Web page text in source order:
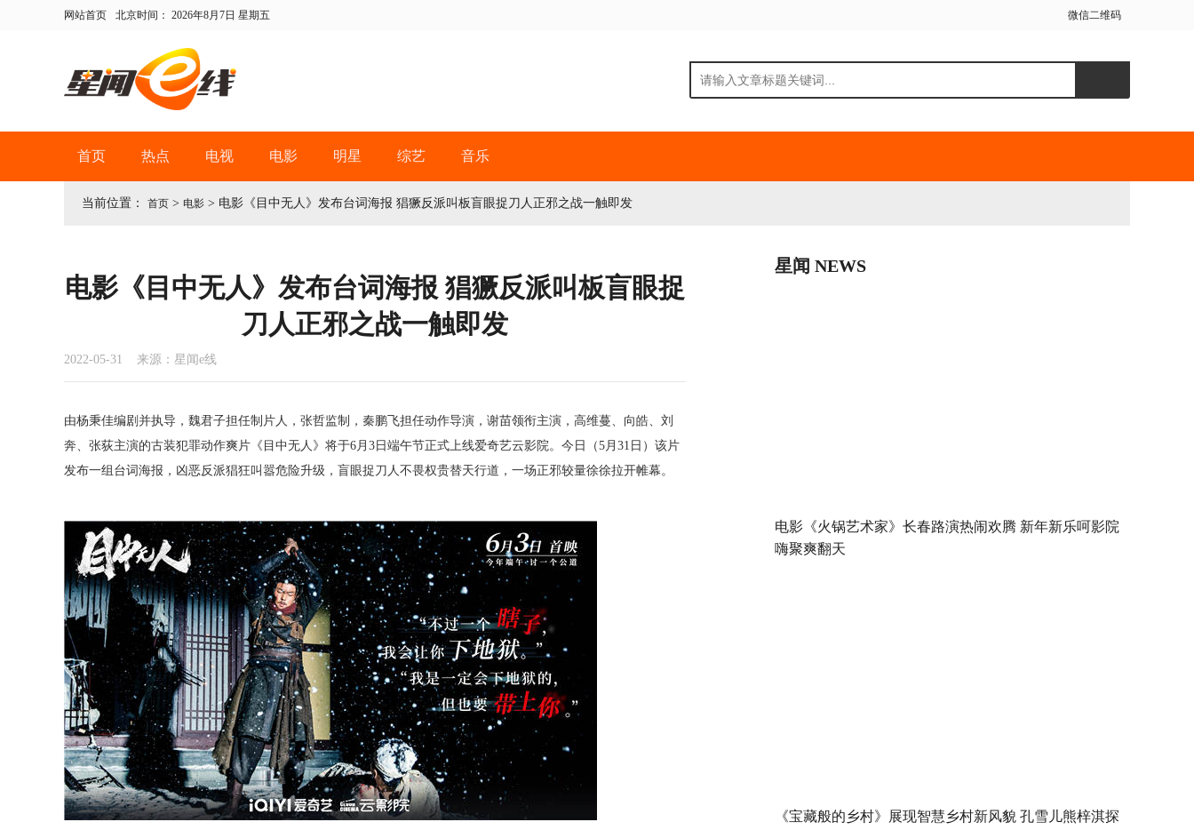
网站首页 北京时间： 2026年8月7日 星期五 微信二维码
首页 热点 电视 电影 明星 综艺 音乐
当前位置： 首页 > 电影 > 电影《目中无人》发布台词海报 猖獗反派叫板盲眼捉刀人正邪之战一触即发
电影《目中无人》发布台词海报 猖獗反派叫板盲眼捉
刀人正邪之战一触即发
2022-05-31 来源：星闻e线
由杨秉佳编剧 并执导， 魏君子担任制片人，张哲监制，秦鹏飞担任动作导演，谢苗领衔主演，高维蔓、向皓、刘
奔、张荻主演的古装犯罪动作爽片 《目中无人》 将于6月 3 日端午节正式上线爱奇艺云影院。 今日（5月 31 日） 该片
发布一组台词海报， 凶恶反派猖狂叫嚣危险升级，盲眼捉刀人不畏权贵替天行道，一场正邪较量徐徐拉开帷幕。
星闻 NEWS
电影《火锅艺术家》长春路演热闹欢腾 新年新乐呵影院
嗨聚爽翻天
《宝藏般的乡村》展现智慧乡村新风貌 孔雪儿熊梓淇探